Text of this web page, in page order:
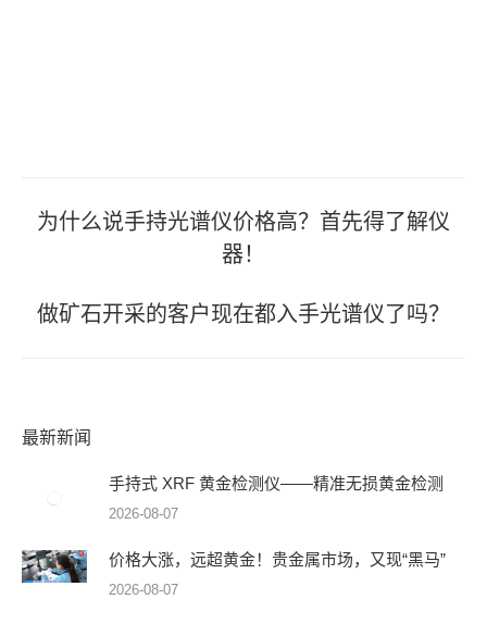
文
导
为什么说手持光谱仪价格高？首先得了解仪
器！
做矿石开采的客户现在都入手光谱仪了吗？
最新新闻
手持式 XRF 黄金检测仪——精准无损黄金检测
2026-08-07
价格大涨，远超黄金！贵金属市场，又现“黑马”
2026-08-07